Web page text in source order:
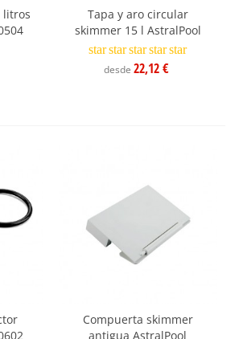
litros
Tapa y aro circular
skimmer 15 l AstralPool
starstarstarstarstar
desde22,12 €
Compuerta skimmer
antigua AstralPool